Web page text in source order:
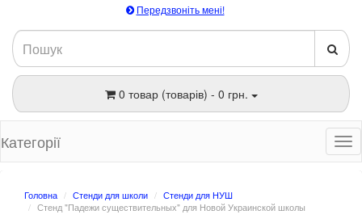
Передзвоніть мені!
0 товар (товарів) - 0 грн.
Категорії
Головна Стенди для школи
Стенди для НУШ
Стенд "Падежи существительных" для Новой Украинской школы